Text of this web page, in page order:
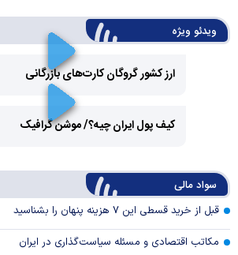
ویدئو ویژه
ارز کشور گروگان کارت‌های بازرگانی
Video
کیف پول ایران چیه؟/ موشن گرافیک
سواد مالی
قبل از خرید قسطی این ۷ هزینه پنهان را بشناسید
مکاتب اقتصادی و مسئله سیاست‌گذاری در ایران